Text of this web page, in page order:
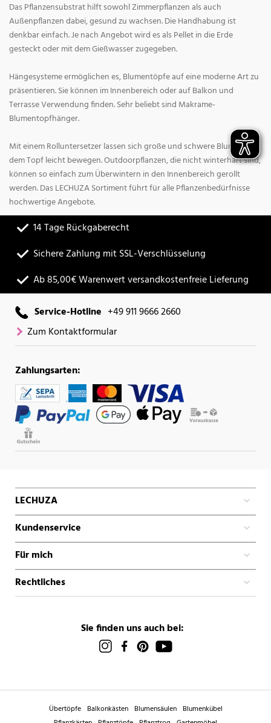
Das Pflanzensubstrat hilft sowohl Zimmerpflanzen als auch
Außenpflanzen dabei, gesund zu wachsen. Die Handhabung ist
denkbar einfach. Je nach Angebot wird es als Pellet in die Erde
gesteckt oder mit dem Gießwasser zugegeben.
Hängesysteme ermöglichen es, Blumentöpfe auf eine moderne Art zu
präsentieren. Sie können im Innenbereich oder auf Balkon und
Terrasse Verwendung finden. Sehr beliebt sind Makrame-
Blumentopfhänger.
Mit einem Rolluntersetzer lassen sich große und schwere Blumen mit
dem Topf leicht bewegen. Outdoorpflanzen, die nicht winterhart sind,
können so einfach zum Überwintern in den Innenbereich gerollt
werden. Das LECHUZA Sortiment führt für alle Pflanzenbedürfnisse
hochwertige Angebote.
14 Tage Rückgaberecht
Sichere Zahlung mit SSL-Verschlüsselung
Ab 85,00€ Warenwert versandkostenfreie Lieferung
Service-Hotline +49 911 9666 2660
Zum Kontaktformular
Zahlungsarten:
LECHUZA
Kundenservice
Für mich
Rechtliches
Sie finden uns auch bei:
Übertöpfe Balkonkästen Blumensäulen Blumenkübel